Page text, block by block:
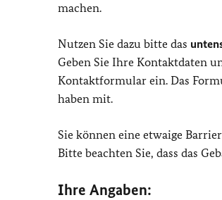
machen.
Nutzen Sie dazu bitte das
Geben Sie Ihre Kontaktdaten
Kontaktformular ein. Das
haben mit.
Sie können eine etwaige
Bitte beachten Sie, dass das
Ihre Angaben: